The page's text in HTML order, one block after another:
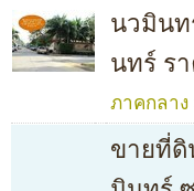
นวมินท
นทร์ ร
ภาคกลาง
ขายที่ดิ